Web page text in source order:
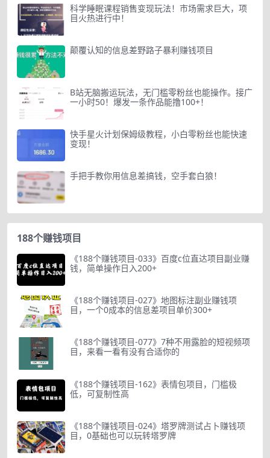
科学睡眠课程销售变现玩法！市场需求巨大，项
目火热进行中！
颠覆认知的信息差野路子暴利赚钱项目
B站无脑搬运玩法，无门槛零粉丝也能操作。接广
一小时50！爆发一条作品能撸100+！
快手星火计划保姆级教程，小白零粉丝也能快速
变现！
手把手教你用信息差搞钱，空手套白狼！
188个赚钱项目
《188个赚钱项目-033》百度c位直达项目副业赚
钱，简单操作日入200+
《188个赚钱项目-027》地图标注副业赚钱项
目，一个0成本的信息差项目单价300+
《188个赚钱项目-077》7种不用露脸的短视频项
目，来看一看有没有合适你的
《188个赚钱项目-162》表情包项目，门槛极
低，可复制性高
《188个赚钱项目-024》塔罗牌测试占卜赚钱项
目，0基础也可以玩转塔罗牌